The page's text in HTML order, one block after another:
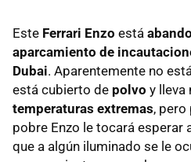
Este Ferrari Enzo está
aparcamiento de
Dubai. Aparentemente no
está cubierto de polvo y lleva
temperaturas extremas, pero
pobre Enzo le tocará esperar
que a algún iluminado se le